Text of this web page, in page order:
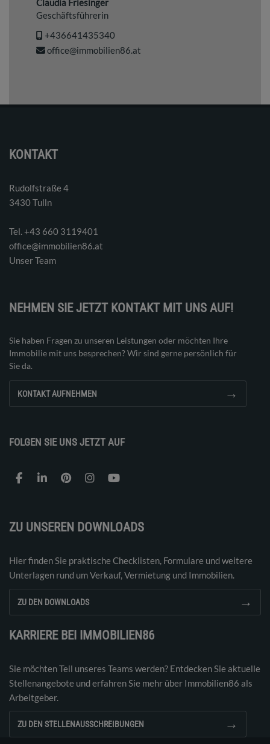
Claudia Friesinger
Geschäftsführerin
+436641435340
office@immobilien86.at
KONTAKT
Rudolfstraße 4
3430 Tulln
Tel. ‭+43 660 3119401‬
office@immobilien86.at
Unser Team
NEHMEN SIE JETZT KONTAKT MIT UNS AUF!
Sie haben Fragen zu unseren Leistungen oder möchten Ihre
Immobilie mit uns besprechen? Wir sind gerne persönlich für
Sie da.
KONTAKT AUFNEHMEN →
FOLGEN SIE UNS JETZT AUF
ZU UNSEREN DOWNLOADS
Hier finden Sie praktische Checklisten, Formulare und weitere
Unterlagen rund um Verkauf, Vermietung und Immobilien.
ZU DEN DOWNLOADS →
KARRIERE BEI IMMOBILIEN86
Sie möchten Teil unseres Teams werden? Entdecken Sie aktuelle
Stellenangebote und erfahren Sie mehr über Immobilien86 als
Arbeitgeber.
ZU DEN STELLENAUSSCHREIBUNGEN →